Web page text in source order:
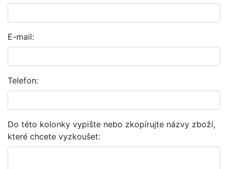
E-mail:
Telefon:
Do této kolonky vypište nebo zkopírujte názvy zboží,
které chcete vyzkoušet: